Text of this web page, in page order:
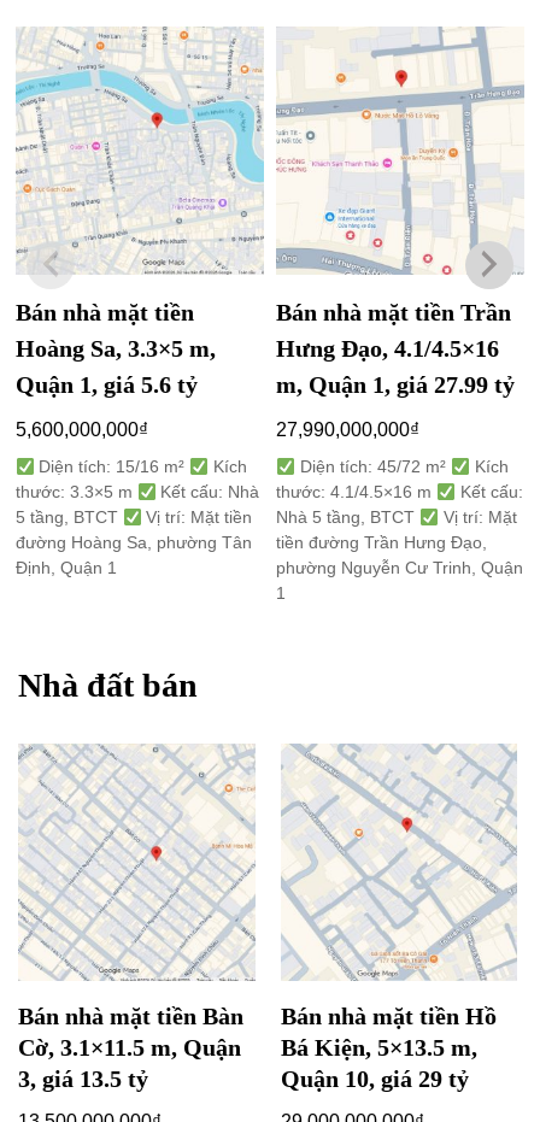
Bán nhà mặt tiền
Hoàng Sa, 3.3×5 m,
Quận 1, giá 5.6 tỷ
5,600,000,000₫
Diện tích: 15/16 m²
Kích
thước: 3.3×5 m
Kết cấu: Nhà
5 tầng, BTCT
Vị trí: Mặt tiền
đường Hoàng Sa, phường Tân
Định, Quận 1
Bán nhà mặt tiền Trần
Hưng Đạo, 4.1/4.5×16
m, Quận 1, giá 27.99 tỷ
27,990,000,000₫
Diện tích: 45/72 m²
Kích
thước: 4.1/4.5×16 m
Kết cấu:
Nhà 5 tầng, BTCT
Vị trí: Mặt
tiền đường Trần Hưng Đạo,
phường Nguyễn Cư Trinh, Quận
1
Nhà đất bán
Bán nhà mặt tiền Bàn
Cờ, 3.1×11.5 m, Quận
3, giá 13.5 tỷ
Bán nhà mặt tiền Hồ
Bá Kiện, 5×13.5 m,
Quận 10, giá 29 tỷ